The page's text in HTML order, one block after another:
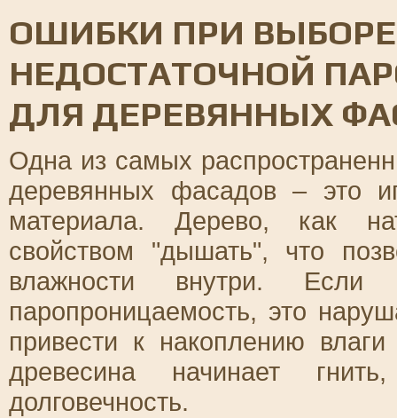
ОШИБКИ ПРИ ВЫБОРЕ
НЕДОСТАТОЧНОЙ
ДЛЯ ДЕРЕВЯННЫХ
Одна из самых
деревянных фасадов – это
материала. Дерево, как
свойством "дышать", что
влажности внутри. Если
паропроницаемость, это
привести к накоплению
древесина начинает
долговечность.